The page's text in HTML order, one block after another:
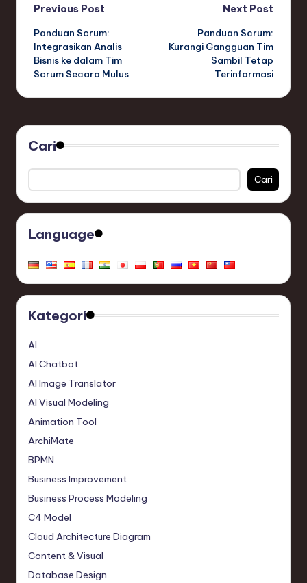
Post
navigation
Previous Post
Panduan Scrum:
Integrasikan Analis
Bisnis ke dalam Tim
Scrum Secara Mulus
Next Post
Panduan Scrum:
Kurangi Gangguan Tim
Sambil Tetap
Terinformasi
Cari
Cari
Language
Kategori
AI
AI Chatbot
AI Image Translator
AI Visual Modeling
Animation Tool
ArchiMate
BPMN
Business Improvement
Business Process Modeling
C4 Model
Cloud Architecture Diagram
Content & Visual
Database Design